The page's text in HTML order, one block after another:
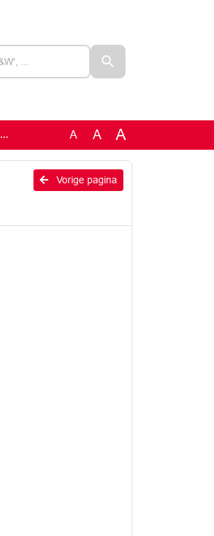
A A A
Vorige pagina